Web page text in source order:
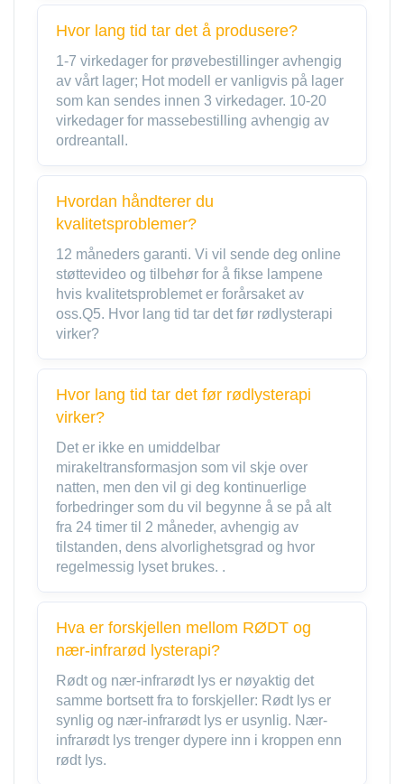
Hvor lang tid tar det å produsere?
1-7 virkedager for prøvebestillinger avhengig
av vårt lager; Hot modell er vanligvis på lager
som kan sendes innen 3 virkedager. 10-20
virkedager for massebestilling avhengig av
ordreantall.
Hvordan håndterer du
kvalitetsproblemer?
12 måneders garanti. Vi vil sende deg online
støttevideo og tilbehør for å fikse lampene
hvis kvalitetsproblemet er forårsaket av
oss.Q5. Hvor lang tid tar det før rødlysterapi
virker?
Hvor lang tid tar det før rødlysterapi
virker?
Det er ikke en umiddelbar
mirakeltransformasjon som vil skje over
natten, men den vil gi deg kontinuerlige
forbedringer som du vil begynne å se på alt
fra 24 timer til 2 måneder, avhengig av
tilstanden, dens alvorlighetsgrad og hvor
regelmessig lyset brukes. .
Hva er forskjellen mellom RØDT og
nær-infrarød lysterapi?
Rødt og nær-infrarødt lys er nøyaktig det
samme bortsett fra to forskjeller: Rødt lys er
synlig og nær-infrarødt lys er usynlig. Nær-
infrarødt lys trenger dypere inn i kroppen enn
rødt lys.